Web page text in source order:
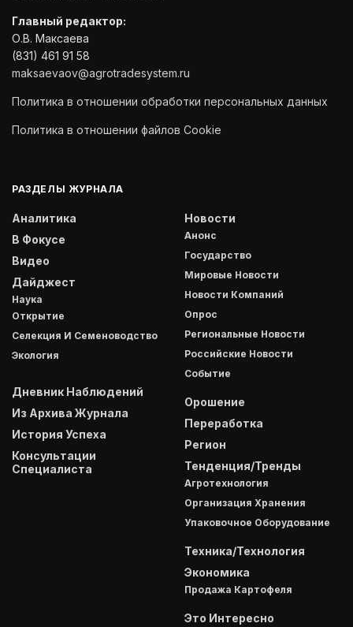
Главный редактор:
О.В. Максаева
(831) 461 91 58
maksaevaov@agrotradesystem.ru
Политика в отношении обработки персональных данных
Политика в отношении файлов Cookie
РАЗДЕЛЫ ЖУРНАЛА
Аналитика
В Фокусе
Видео
Дайджест
Наука
Открытие
Селекция И Семеноводство
Экология
Дневник Наблюдений
Из Архива Журнала
История Успеха
Консультации
Специалиста
Новости
Анонс
Государство
Мировые Новости
Новости Компаний
Опрос
Региональные Новости
Российские Новости
Событие
Орошение
Переработка
Регион
Тенденция/Тренды
Агротехнология
Организация Хранения
Упаковочное Оборудование
Техника/Технология
Экономика
Продажа Картофеля
Это Интересно